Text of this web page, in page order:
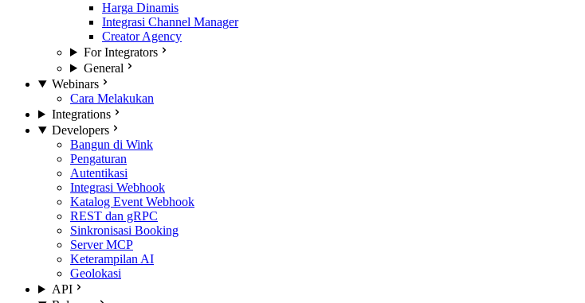
Harga Dinamis
Integrasi Channel Manager
Creator Agency
For Integrators
General
Webinars
Cara Melakukan
Integrations
Developers
Bangun di Wink
Pengaturan
Autentikasi
Integrasi Webhook
Katalog Event Webhook
REST dan gRPC
Sinkronisasi Booking
Server MCP
Keterampilan AI
Geolokasi
API